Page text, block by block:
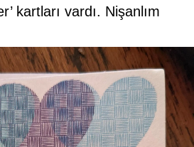
kartları vardı. Nişanlım